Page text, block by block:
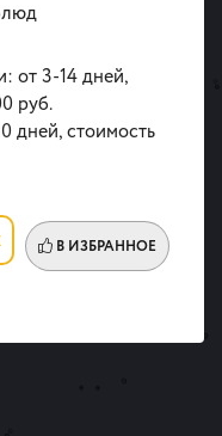
от 3-14 дней,
руб.
дней, стоимость
В ИЗБРАННОЕ